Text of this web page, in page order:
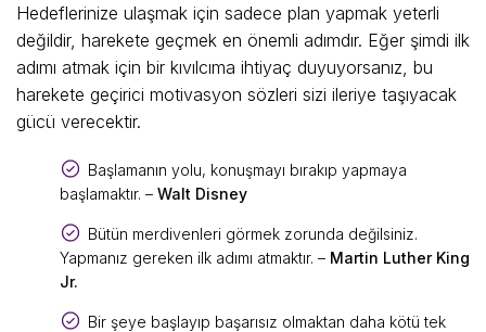
Hedeflerinize ulaşmak için sadece plan yapmak yeterli
değildir, harekete geçmek en önemli adımdır. Eğer şimdi ilk
adımı atmak için bir kıvılcıma ihtiyaç duyuyorsanız, bu
harekete geçirici motivasyon sözleri sizi ileriye taşıyacak
gücü verecektir.
Başlamanın yolu, konuşmayı bırakıp yapmaya
başlamaktır. – Walt Disney
Bütün merdivenleri görmek zorunda değilsiniz.
Yapmanız gereken ilk adımı atmaktır. – Martin Luther King
Jr.
Bir şeye başlayıp başarısız olmaktan daha kötü tek